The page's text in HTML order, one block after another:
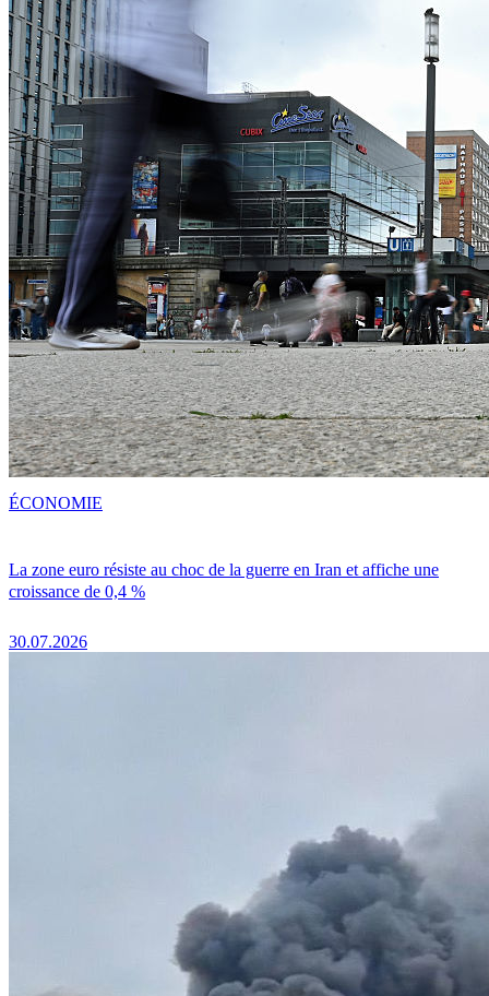
La zone euro résiste au choc de la guerre en Iran et affiche une
croissance de 0,4 %
30.07.2026
ÉCONOMIE